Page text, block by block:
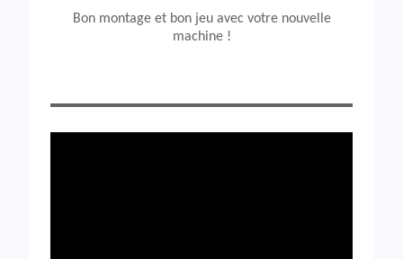
Bon montage et bon jeu avec votre nouvelle
machine !